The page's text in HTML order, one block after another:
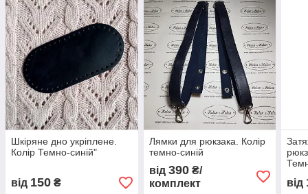
Шкіряне дно укріплене.
Колір Темно-синій"
від 150 ₴
Лямки для рюкзака. Колір
темно-синій
від 390₴/
комплект
від